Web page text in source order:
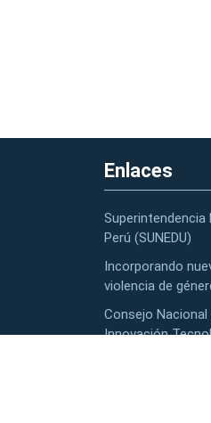
Enlaces
Superintendencia
Perú (SUNEDU)
Incorporando
violencia de
Consejo
Innovación